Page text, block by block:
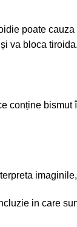
poate
va bloca
conține
in care